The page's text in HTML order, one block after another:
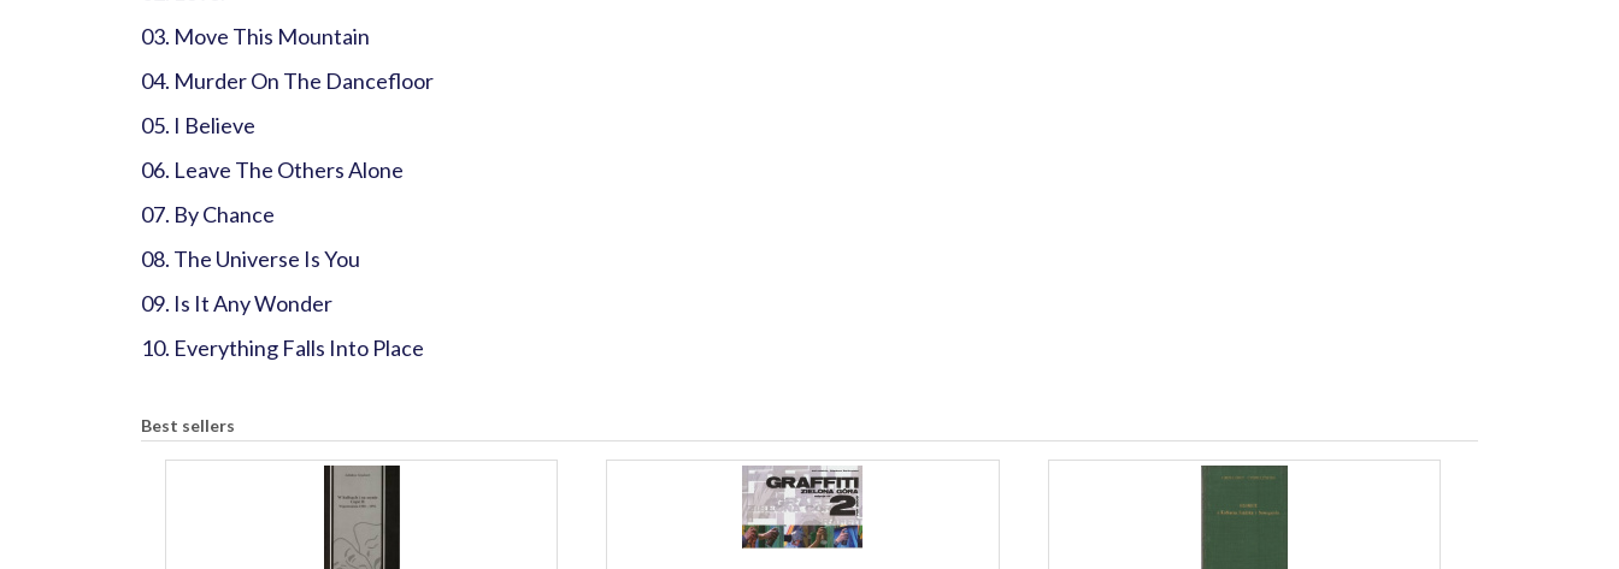
03. Move This Mountain
04. Murder On The Dancefloor
05. I Believe
06. Leave The Others Alone
07. By Chance
08. The Universe Is You
09. Is It Any Wonder
10. Everything Falls Into Place
Best sellers